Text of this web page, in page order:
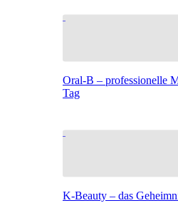
Oral-B – professionelle
Tag
K-Beauty – das